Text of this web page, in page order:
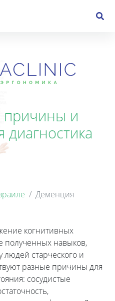
и
Деменция
когнитивных
полученных навыков,
людей старческого и
разные причины для
сосудистые